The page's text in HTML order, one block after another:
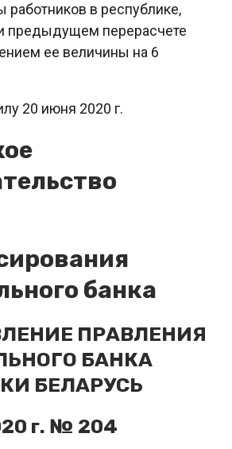
работников в республике,
предыдущем перерасчете
ее величины на 6
20 июня 2020 г.
банка
ПРАВЛЕНИЯ
БАНКА
БЕЛАРУСЬ
г. № 204